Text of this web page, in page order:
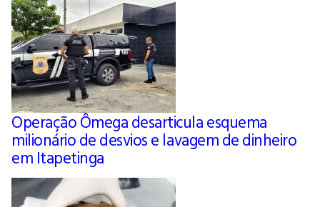
Operação Ômega desarticula esquema
milionário de desvios e lavagem de dinheiro
em Itapetinga